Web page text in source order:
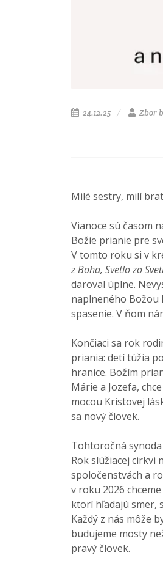
24.12.25 Zbor
Milé sestry, milí
Vianoce sú časom
Božie prianie pre
V tomto roku si v
z Boha, Svetlo zo
daroval úplne.
naplneného Božou
spasenie. V ňom
Končiaci sa rok
priania: detí túžia
hranice. Božím
Márie a Jozefa,
mocou Kristovej
sa nový človek.
Tohtoročná synoda
Rok slúžiacej cirkvi
spoločenstvách a
v roku 2026
ktorí hľadajú smer,
Každý z nás môže
budujeme mosty
pravý človek.